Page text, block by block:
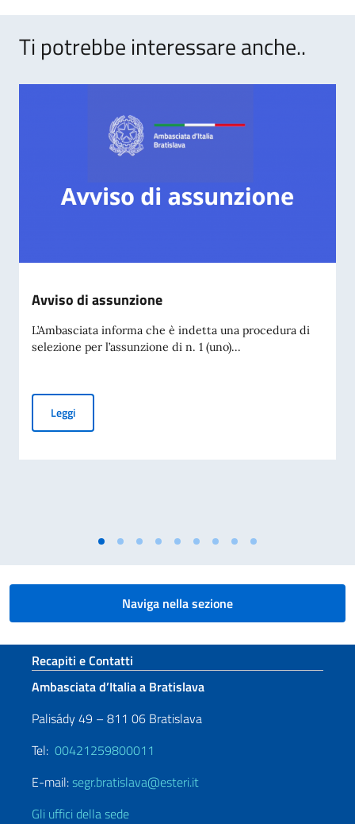
Ti potrebbe interessare anche..
Avviso di assunzione
L’Ambasciata informa che è indetta una procedura di
selezione per l’assunzione di n. 1 (uno)...
LeggiAvviso di assunzione
Naviga nella sezione
Sezione footer
Recapiti e Contatti
Ambasciata d’Italia a Bratislava
Palisády 49 – 811 06 Bratislava
Tel: 00421259800011
E-mail:segr.bratislava@esteri.it
Gli uffici della sede